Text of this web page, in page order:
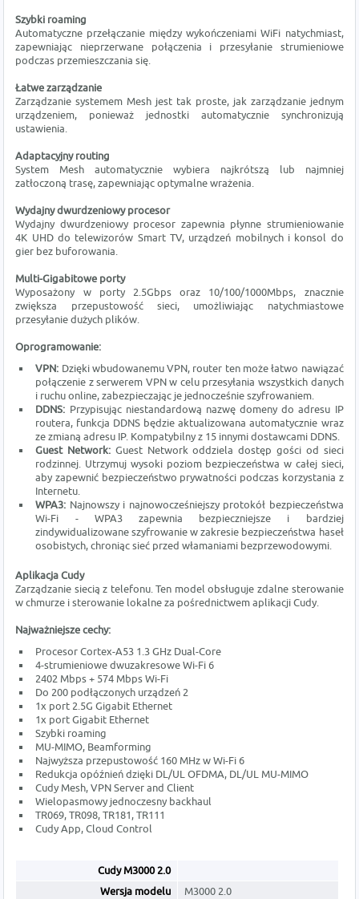
Szybki roaming
Automatyczne przełączanie między wykończeniami WiFi natychmiast,
zapewniając nieprzerwane połączenia i przesyłanie strumieniowe
podczas przemieszczania się.
Łatwe zarządzanie
Zarządzanie systemem Mesh jest tak proste, jak zarządzanie jednym
urządzeniem, ponieważ jednostki automatycznie synchronizują
ustawienia.
Adaptacyjny routing
System Mesh automatycznie wybiera najkrótszą lub najmniej
zatłoczoną trasę, zapewniając optymalne wrażenia.
Wydajny dwurdzeniowy procesor
Wydajny dwurdzeniowy procesor zapewnia płynne strumieniowanie
4K UHD do telewizorów Smart TV, urządzeń mobilnych i konsol do
gier bez buforowania.
Multi-Gigabitowe porty
Wyposażony w porty 2.5Gbps oraz 10/100/1000Mbps, znacznie
zwiększa przepustowość sieci, umożliwiając natychmiastowe
przesyłanie dużych plików.
Oprogramowanie:
VPN: Dzięki wbudowanemu VPN, router ten może łatwo nawiązać
połączenie z serwerem VPN w celu przesyłania wszystkich danych
i ruchu online, zabezpieczając je jednocześnie szyfrowaniem.
DDNS: Przypisując niestandardową nazwę domeny do adresu IP
routera, funkcja DDNS będzie aktualizowana automatycznie wraz
ze zmianą adresu IP. Kompatybilny z 15 innymi dostawcami DDNS.
Guest Network: Guest Network oddziela dostęp gości od sieci
rodzinnej. Utrzymuj wysoki poziom bezpieczeństwa w całej sieci,
aby zapewnić bezpieczeństwo prywatności podczas korzystania z
Internetu.
WPA3: Najnowszy i najnowocześniejszy protokół bezpieczeństwa
Wi-Fi - WPA3 zapewnia bezpieczniejsze i bardziej
zindywidualizowane szyfrowanie w zakresie bezpieczeństwa haseł
osobistych, chroniąc sieć przed włamaniami bezprzewodowymi.
Aplikacja Cudy
Zarządzanie siecią z telefonu. Ten model obsługuje zdalne sterowanie
w chmurze i sterowanie lokalne za pośrednictwem aplikacji Cudy.
Najważniejsze cechy:
Procesor Cortex-A53 1.3 GHz Dual-Core
4-strumieniowe dwuzakresowe Wi-Fi 6
2402 Mbps + 574 Mbps Wi-Fi
Do 200 podłączonych urządzeń 2
1x port 2.5G Gigabit Ethernet
1x port Gigabit Ethernet
Szybki roaming
MU-MIMO, Beamforming
Najwyższa przepustowość 160 MHz w Wi-Fi 6
Redukcja opóźnień dzięki DL/UL OFDMA, DL/UL MU-MIMO
Cudy Mesh, VPN Server and Client
Wielopasmowy jednoczesny backhaul
TR069, TR098, TR181, TR111
Cudy App, Cloud Control
Cudy M3000 2.0
Wersja modelu
M3000 2.0